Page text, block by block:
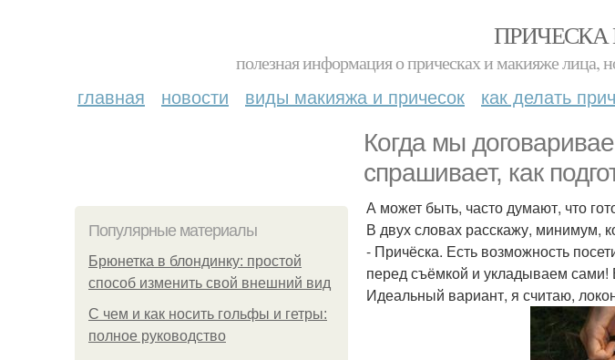
полезная информация о прическах и макияже лица,
главная новости виды макияжа и причесок как делать
Когда мы
спрашивает, как
Популярные материалы
Брюнетка в блондинку: простой
способ изменить свой внешний вид
С чем и как носить гольфы и гетры:
полное руководство
А может быть, часто думают, что
В двух словах расскажу, минимум,
- Причёска. Есть возможность
перед съёмкой и укладываем сами!
Идеальный вариант, я считаю,